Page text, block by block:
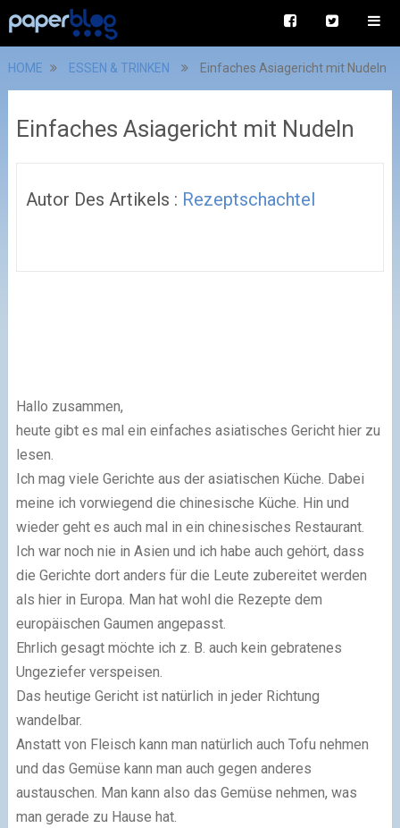
HOME ESSEN & TRINKEN Einfaches Asiagericht mit Nudeln
Einfaches Asiagericht mit Nudeln
Autor Des Artikels : Rezeptschachtel
Hallo zusammen,
heute gibt es mal ein einfaches asiatisches Gericht hier zu
lesen.
Ich mag viele Gerichte aus der asiatischen Küche. Dabei
meine ich vorwiegend die chinesische Küche. Hin und
wieder geht es auch mal in ein chinesisches Restaurant.
Ich war noch nie in Asien und ich habe auch gehört, dass
die Gerichte dort anders für die Leute zubereitet werden
als hier in Europa. Man hat wohl die Rezepte dem
europäischen Gaumen angepasst.
Ehrlich gesagt möchte ich z. B. auch kein gebratenes
Ungeziefer verspeisen.
Das heutige Gericht ist natürlich in jeder Richtung
wandelbar.
Anstatt von Fleisch kann man natürlich auch Tofu nehmen
und das Gemüse kann man auch gegen anderes
austauschen. Man kann also das Gemüse nehmen, was
man gerade zu Hause hat.